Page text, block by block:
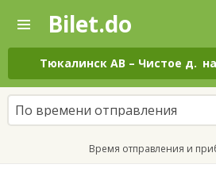
—
Поиск
и
покупка
билетов
на
автобус
онлайн
Bilet.do
Тюкалинск АВ – Чистое д.
По времени отправления
Время отправления и